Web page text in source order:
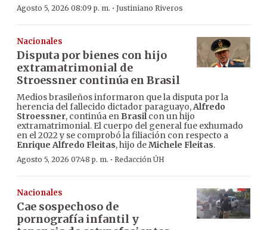
Agosto 5, 2026 08:09 p. m. · Justiniano Riveros
Nacionales
Disputa por bienes con hijo
extramatrimonial de
Stroessner continúa en Brasil
Medios brasileños informaron que la disputa por la
herencia del fallecido dictador paraguayo,Alfredo
Stroessner, continúa en Brasilcon un hijo
extramatrimonial. El cuerpo del general fue exhumado
en el 2022 y se comprobó la filiación con respecto a
Enrique Alfredo Fleitas, hijo deMichele Fleitas.
Agosto 5, 2026 07:48 p. m. · Redacción ÚH
Nacionales
Cae sospechoso de
pornografía infantil y